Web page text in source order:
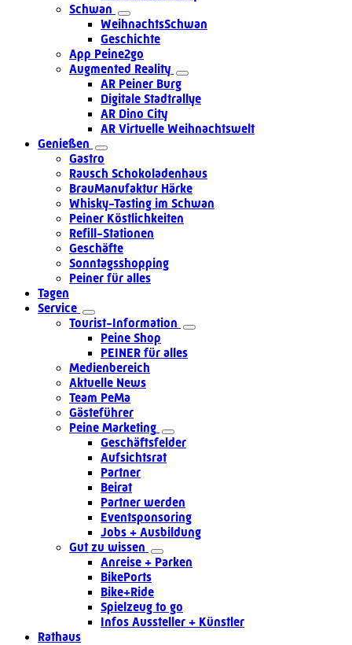
Schwan
WeihnachtsSchwan
Geschichte
App Peine2go
Augmented Reality
AR Peiner Burg
Digitale Stadtrallye
AR Dino City
AR Virtuelle Weihnachtswelt
Genießen
Gastro
Rausch Schokoladenhaus
BrauManufaktur Härke
Whisky-Tasting im Schwan
Peiner Köstlichkeiten
Refill-Stationen
Geschäfte
Sonntagsshopping
Peiner für alles
Tagen
Service
Tourist-Information
Peine Shop
PEINER für alles
Medienbereich
Aktuelle News
Team PeMa
Gästeführer
Peine Marketing
Geschäftsfelder
Aufsichtsrat
Partner
Beirat
Partner werden
Eventsponsoring
Jobs + Ausbildung
Gut zu wissen
Anreise + Parken
BikePorts
Bike+Ride
Spielzeug to go
Infos Aussteller + Künstler
Rathaus